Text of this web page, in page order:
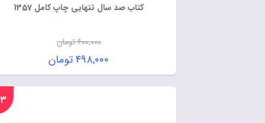
کتاب صد سال تنهایی چاپ کامل 1357
تومان
۴۹۸,۰۰۰ تومان